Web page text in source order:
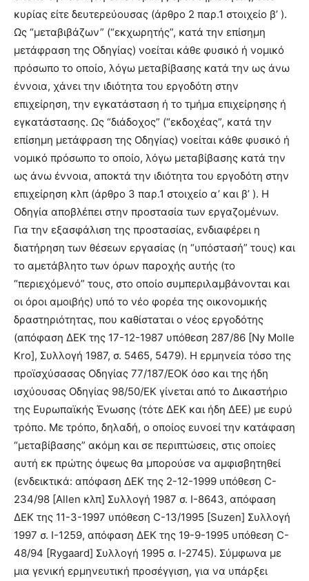
κυρίας είτε δευτερεύουσας (άρθρο 2 παρ.1 στοιχείο β’ ).
Ως “μεταβιβάζων” (“εκχωρητής”, κατά την επίσημη
μετάφραση της Οδηγίας) νοείται κάθε φυσικό ή νομικό
πρόσωπο το οποίο, λόγω μεταβίβασης κατά την ως άνω
έννοια, χάνει την ιδιότητα του εργοδότη στην
επιχείρηση, την εγκατάσταση ή το τμήμα επιχείρησης ή
εγκατάστασης. Ως “διάδοχος” (“εκδοχέας”, κατά την
επίσημη μετάφραση της Οδηγίας) νοείται κάθε φυσικό ή
νομικό πρόσωπο το οποίο, λόγω μεταβίβασης κατά την
ως άνω έννοια, αποκτά την ιδιότητα του εργοδότη στην
επιχείρηση κλπ (άρθρο 3 παρ.1 στοιχείο α’ και β’ ). Η
Οδηγία αποβλέπει στην προστασία των εργαζομένων.
Για την εξασφάλιση της προστασίας, ενδιαφέρει η
διατήρηση των θέσεων εργασίας (η “υπόστασή” τους) και
το αμετάβλητο των όρων παροχής αυτής (το
“περιεχόμενό” τους, στο οποίο συμπεριλαμβάνονται και
οι όροι αμοιβής) υπό το νέο φορέα της οικονομικής
δραστηριότητας, που καθίσταται ο νέος εργοδότης
(απόφαση ΔΕΚ της 17-12-1987 υπόθεση 287/86 [Ny Molle
Kro], Συλλογή 1987, σ. 5465, 5479). Η ερμηνεία τόσο της
προϊσχύσασας Οδηγίας 77/187/ΕΟΚ όσο και της ήδη
ισχύουσας Οδηγίας 98/50/ΕΚ γίνεται από το Δικαστήριο
της Ευρωπαϊκής Ένωσης (τότε ΔΕΚ και ήδη ΔΕΕ) με ευρύ
τρόπο. Με τρόπο, δηλαδή, ο οποίος ευνοεί την κατάφαση
“μεταβίβασης” ακόμη και σε περιπτώσεις, στις οποίες
αυτή εκ πρώτης όψεως θα μπορούσε να αμφισβητηθεί
(ενδεικτικά: απόφαση ΔΕΚ της 2-12-1999 υπόθεση C-
234/98 [Allen κλπ] Συλλογή 1987 σ. Ι-8643, απόφαση
ΔΕΚ της 11-3-1997 υπόθεση C-13/1995 [Suzen] Συλλογή
1997 σ. Ι-1259, απόφαση ΔΕΚ της 19-9-1995 υπόθεση C-
48/94 [Rygaard] Συλλογή 1995 σ. Ι-2745). Σύμφωνα με
μια γενική ερμηνευτική προσέγγιση, για να υπάρξει